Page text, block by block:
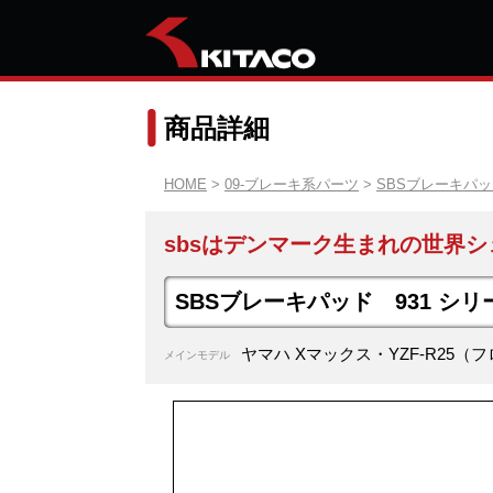
商品詳細
HOME > 09-ブレーキ系パーツ > SBSブレーキパ
sbsはデンマーク生まれの世界
SBSブレーキパッド 931 シリ
メインモデル ヤマハ Xマックス・YZF-R25（フ